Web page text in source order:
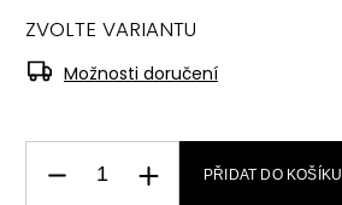
ZVOLTE VARIANTU
Možnosti doručení
PŘIDAT DO KOŠÍKU